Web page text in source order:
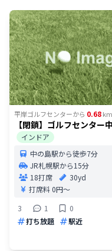
平岸ゴルフセンターから 0.68km
【閉鎖】ゴルフセンター
インドア
中の島駅から徒歩7分
JR札幌駅から15分
18打席
30yd
打席料0円〜
3
1
0
打ち放題
駅近